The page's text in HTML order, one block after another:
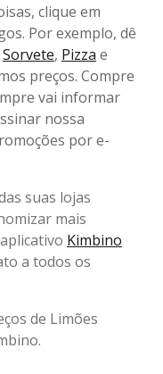
clique em
Por exemplo, dê
Sorvete, Pizza e
preços. Compre
vai informar
nossa
por e-
suas lojas
mais
Kimbino
a todos os
de Limões